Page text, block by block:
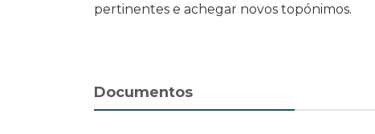
pertinentes e achegar novos topónimos.
Documentos